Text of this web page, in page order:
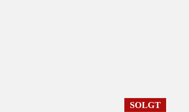
SOLGT